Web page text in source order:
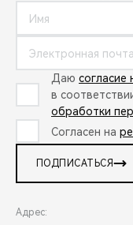
Даю согласие
в
обработки
Согласен на
ПОДПИСАТЬСЯ
Адрес: